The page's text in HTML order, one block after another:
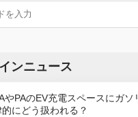
ンニュース
やPAのEV充電スペースにガ
的にどう扱われる？